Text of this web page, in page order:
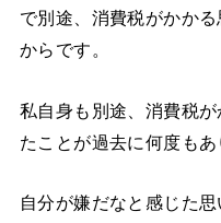
で別途、消費税がかか
からです。
私自身も別途、消費税
たことが過去に何度もあ
自分が嫌だなと感じた